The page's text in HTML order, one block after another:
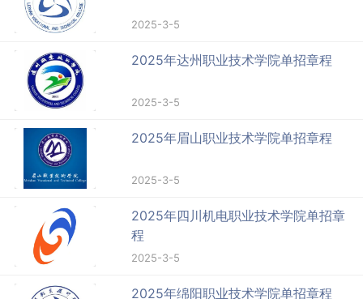
2025-3-5
2025年达州职业技术学院单招章程
2025-3-5
2025年眉山职业技术学院单招章程
2025-3-5
2025年四川机电职业技术学院单招章
程
2025-3-5
2025年绵阳职业技术学院单招章程